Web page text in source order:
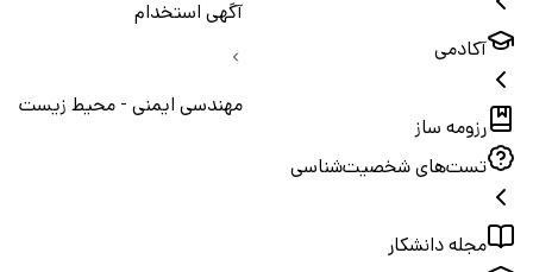
آکادمی
رزومه ساز
تست‌های شخصیت‌شناسی
مجله دانشکار
آگهی استخدام
مهندسی ایمنی - محیط زیست